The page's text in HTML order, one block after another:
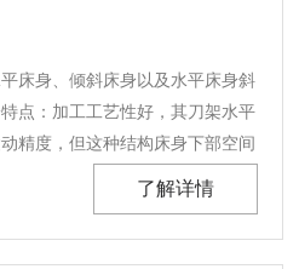
床身、倾斜床身以及水平床身斜
点：加工工艺性好，其刀架水平
精度，但这种结构床身下部空间
了解详情